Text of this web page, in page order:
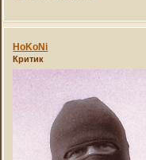
HoKoNi
Критик